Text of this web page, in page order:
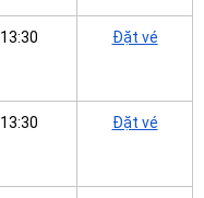
13:30 Đặt vé
13:30 Đặt vé